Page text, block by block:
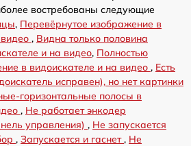
востребованы следующие
, Перевёрнутое изображение в
, Видна только половина
и на видео, Полностью
в видоискателе и на видео , Есть
исправен), но нет картинки
горизонтальные полосы в
, Не работает энкодер
управления) , Не запускается
, Запускается и гаснет, Не